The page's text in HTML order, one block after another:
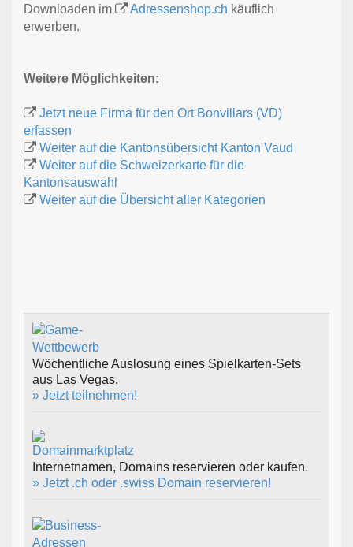
Downloaden im
Adressenshop.ch käuflich
erwerben.
Weitere Möglichkeiten:
Jetzt neue Firma für den Ort Bonvillars (VD)
erfassen
Weiter auf die Kantonsübersicht Kanton Vaud
Weiter auf die Schweizerkarte für die
Kantonsauswahl
Weiter auf die Übersicht aller Kategorien
Wöchentliche Auslosung eines Spielkarten-Sets
aus Las Vegas.
» Jetzt teilnehmen!
Internetnamen, Domains reservieren oder kaufen.
» Jetzt .ch oder .swiss Domain reservieren!